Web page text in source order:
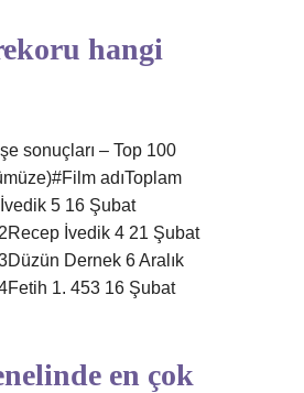
hangi
sonuçları – Top 100
adıToplam
5 16 Şubat
İvedik 4 21 Şubat
Dernek 6 Aralık
1. 453 16 Şubat
en çok